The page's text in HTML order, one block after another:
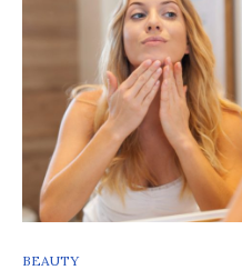
BEAUTY